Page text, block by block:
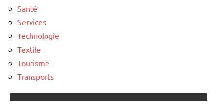
Santé
Services
Technologie
Textile
Tourisme
Transports